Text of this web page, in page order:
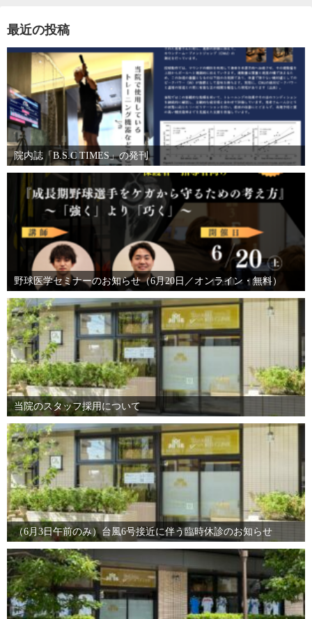
最近の投稿
院内誌「B.S.C TIMES」の発刊
野球医学セミナーのお知らせ（6月20日／オンライン・無料）
当院のスタッフ採用について
（6月3日午前のみ）台風6号接近に伴う臨時休診のお知らせ